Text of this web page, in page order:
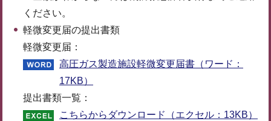
ください。
軽微変更届の提出書類
軽微変更届：
高圧ガス製造施設軽微変更届書（ワード：
17KB）
提出書類一覧：
こちらからダウンロード（エクセル：13KB）